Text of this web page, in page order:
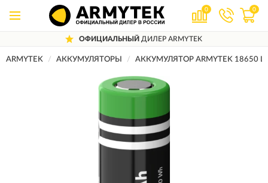
0 0
ОФИЦИАЛЬНЫЙ ДИЛЕР ARMYTEK
ARMYTEK АККУМУЛЯТОРЫ АККУМУЛЯТОР ARMYTEK 18650